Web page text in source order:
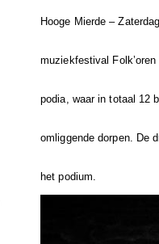
Hooge Mierde –
muziekfestival
podia, waar in totaal 12
omliggende dorpen. De
het podium.